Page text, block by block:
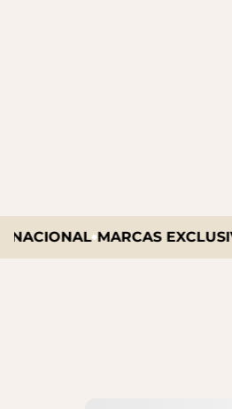
MARCAS EXCLUSIVAS